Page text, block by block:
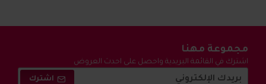
مجموعة مهنا
اشترك في القائمة البريدية واحصل على احدث العروض
والتخفيضات !
اشترك